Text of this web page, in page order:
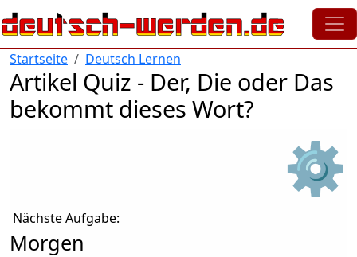
Direkt zum Inhalt
Startseite Deutsch Lernen
Artikel Quiz - Der, Die oder Das
bekommt dieses Wort?
⚙
Nächste Aufgabe:
Morgen